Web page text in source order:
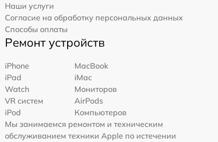
Наши услуги
Согласие на обработку персональных данных
Способы оплаты
Ремонт устройств
iPhone
MacBook
iPad
iMac
Watch
Мониторов
VR систем
AirPods
iPod
Компьютеров
Мы занимаемся ремонтом и техническим
обслуживанием техники Apple по истечении